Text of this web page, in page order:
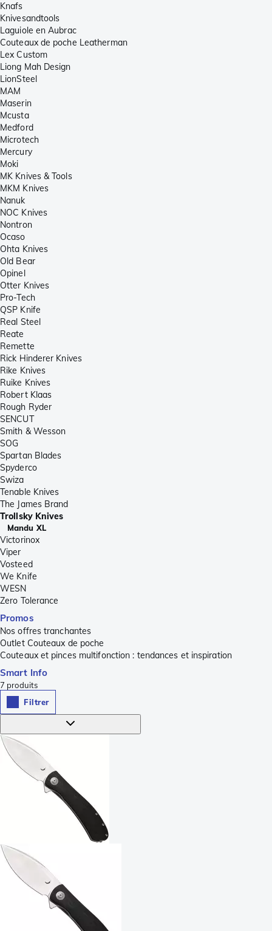
Knafs
Knivesandtools
Laguiole en Aubrac
Couteaux de poche Leatherman
Lex Custom
Liong Mah Design
LionSteel
MAM
Maserin
Mcusta
Medford
Microtech
Mercury
Moki
MK Knives & Tools
MKM Knives
Nanuk
NOC Knives
Nontron
Ocaso
Ohta Knives
Old Bear
Opinel
Otter Knives
Pro-Tech
QSP Knife
Real Steel
Reate
Remette
Rick Hinderer Knives
Rike Knives
Ruike Knives
Robert Klaas
Rough Ryder
SENCUT
Smith & Wesson
SOG
Spartan Blades
Spyderco
Swiza
Tenable Knives
The James Brand
Trollsky Knives
Mandu XL
Victorinox
Viper
Vosteed
We Knife
WESN
Zero Tolerance
Promos
Nos offres tranchantes
Outlet Couteaux de poche
Couteaux et pinces multifonction : tendances et inspiration
Smart Info
7 produits
Filtrer